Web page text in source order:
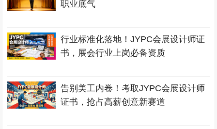
职业底气
行业标准化落地！JYPC会展设计师证
书，展会行业上岗必备资质
告别美工内卷！考取JYPC会展设计师
证书，抢占高薪创意新赛道